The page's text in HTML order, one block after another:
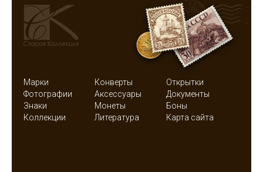
Марки Конверты
Открытки
Фотографии
Аксессуары
Документы
Знаки
Монеты
Боны
Коллекции
Литература Карта сайта